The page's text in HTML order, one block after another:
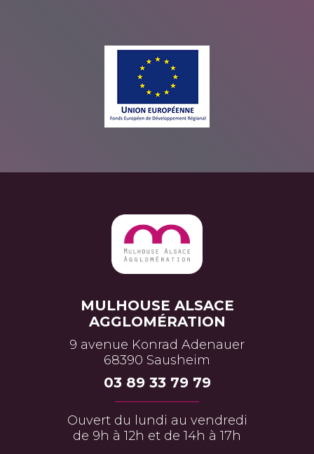
MULHOUSE ALSACE
AGGLOMÉRATION
9 avenue Konrad Adenauer
68390 Sausheim
03 89 33 79 79
Ouvert du lundi au vendredi
de 9h à 12h et de 14h à 17h